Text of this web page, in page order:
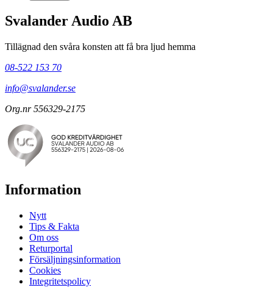
Svalander Audio AB
Tillägnad den svåra konsten att få bra ljud hemma
08-522 153 70
info@svalander.se
Org.nr 556329-2175
Information
Nytt
Tips & Fakta
Om oss
Returportal
Försäljningsinformation
Cookies
Integritetspolicy